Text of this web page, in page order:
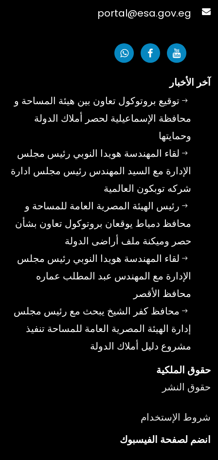
portal@esa.gov.eg
آخر الأخبار
توقيع بروتوكول تعاون بين هيئة المساحة و
محافظة الإسماعيلية لحصر أملاك الدولة
وحمايتها
لقاء المهندسة هويدا النوبي رئيس مجلس
الإدارة مع السيد المهندس رئيس مجلس ادارة
شركه توبكون العالمية
رئيس الهيئة المصرية العامة للمساحة و
محافظ دمياط يوقعان بروتوكول تعاون بشأن
حصر وميكنة ملف أراضى الدولة
لقاء المهندسة هويدا النوبي رئيس مجلس
الإدارة مع المهندس عبد المطلب عماره
محافظ الأقصر
محافظ كفر الشيخ يبحث مع رئيس مجلس
إدارة الهيئة المصرية العامة للمساحة تنفيذ
مشروع دليل أملاك الدولة
حقوق الملكية
حقوق النشر
شروط الإستخدام
انضم لصفحة الفيسبوك